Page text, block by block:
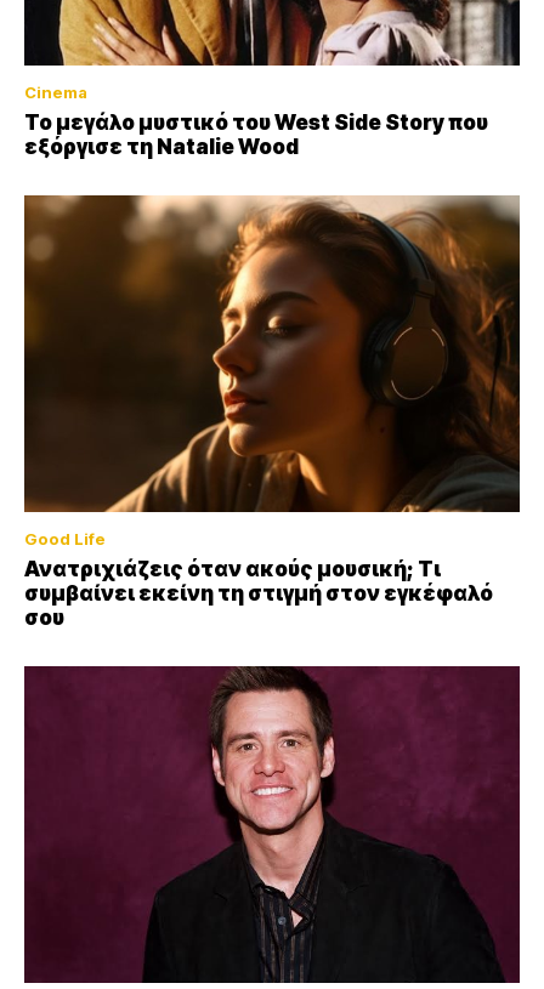
Cinema
Το μεγάλο μυστικό του West Side Story που
εξόργισε τη Natalie Wood
Good Life
Ανατριχιάζεις όταν ακούς μουσική; Τι
συμβαίνει εκείνη τη στιγμή στον εγκέφαλό
σου